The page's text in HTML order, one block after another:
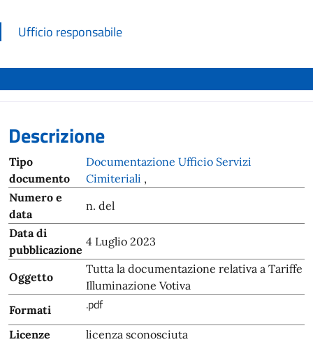
Ufficio responsabile
Descrizione
Tipo
documento
Documentazione Ufficio Servizi
Cimiteriali ,
Numero e
data
n. del
Data di
pubblicazione
4 Luglio 2023
Oggetto
Tutta la documentazione relativa a Tariffe
Illuminazione Votiva
Formati
.pdf
Licenze licenza sconosciuta